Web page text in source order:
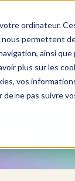
ordinateur.
permettent
ainsi
plus sur les
vos
ne pas suivre